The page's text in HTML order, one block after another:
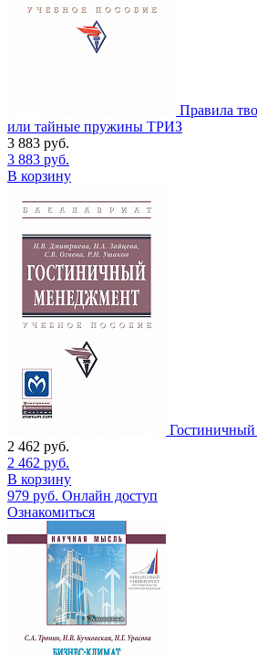
Правила
или тайные пружины ТРИЗ
3 883 руб.
3 883 руб.
В корзину
2 462 руб.
2 462 руб.
В корзину
979 руб. Онлайн доступ
Ознакомиться